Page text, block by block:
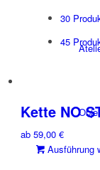
30
45
Kette NO
ab59,00€
Ausführung